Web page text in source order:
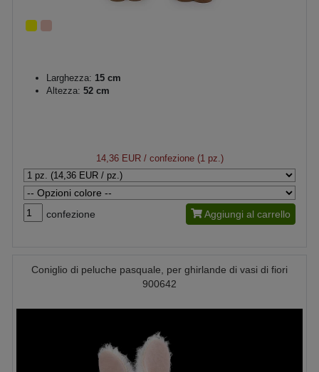
Larghezza: 15 cm
Altezza: 52 cm
14,36 EUR/ confezione (1 pz.)
confezione Aggiungi al carrello
Coniglio di peluche pasquale, per ghirlande di vasi di fiori
900642